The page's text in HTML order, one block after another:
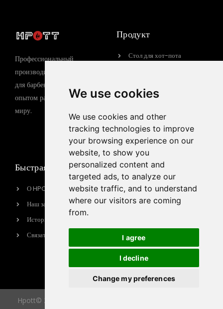
We use cookies
We use cookies and other
tracking technologies to improve
your browsing experience on our
website, to show you
personalized content and
targeted ads, to analyze our
website traffic, and to understand
where our visitors are coming
from.
I agree
I decline
Change my preferences
Профессиональный
производитель оборудования
для барбекю с 15-летним
опытом работы по всему
миру.
Продукт
Стол для хот-пота
Газовый гриль-барбекю
барбекю
Индукционная плита
Быстрая ссылка
О HPOTT
Наш завод
История бренда
Связаться с нами
Контактная
информация
sales@hpott.com
+86 18928655213
Tianheba RD, район
Шунде, Фошань, провинция
Гуандун, Китай
Hpott© 2026 All Rights Reserved.Developed by NolanYang